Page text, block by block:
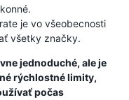
je vo všeobecnosti
všetky značky.
jednoduché, ale je
rýchlostné limity,
počas